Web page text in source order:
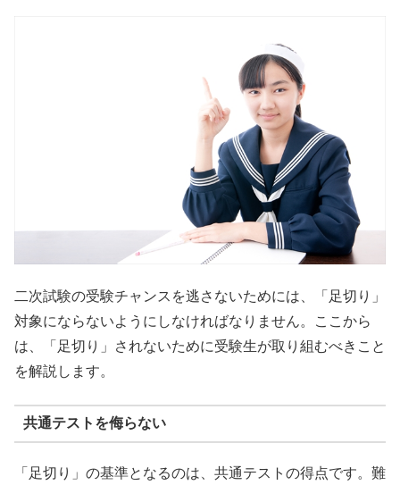
二次試験の受験チャンスを逃さないためには、「足切り」
対象にならないようにしなければなりません。ここから
は、「足切り」されないために受験生が取り組むべきこと
を解説します。
共通テストを侮らない
「足切り」の基準となるのは、共通テストの得点です。難